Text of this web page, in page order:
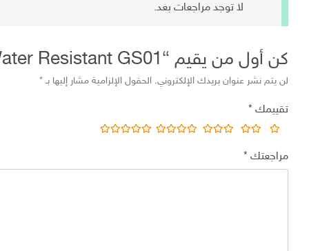
لا توجد مراجعات بعد.
كن أول من يقيم “Montre – Water Resistant GS01”
لن يتم نشر عنوان بريدك الإلكتروني. الحقول الإلزامية مشار إليها بـ*
تقييمك *
مراجعتك *